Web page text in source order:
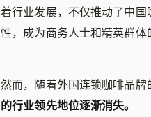
着行业发展，不仅推动了中
性，成为商务人士和精英群体
然而，随着外国连锁咖啡品
的行业领先地位逐渐消失。